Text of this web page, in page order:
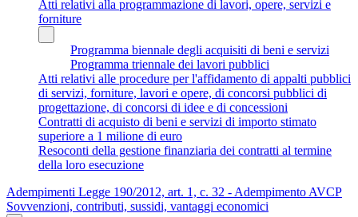
Atti relativi alla programmazione di lavori, opere, servizi e
forniture
Programma biennale degli acquisiti di beni e servizi
Programma triennale dei lavori pubblici
Atti relativi alle procedure per l'affidamento di appalti pubblici
di servizi, forniture, lavori e opere, di concorsi pubblici di
progettazione, di concorsi di idee e di concessioni
Contratti di acquisto di beni e servizi di importo stimato
superiore a 1 milione di euro
Resoconti della gestione finanziaria dei contratti al termine
della loro esecuzione
Adempimenti Legge 190/2012, art. 1, c. 32 - Adempimento AVCP
Sovvenzioni, contributi, sussidi, vantaggi economici